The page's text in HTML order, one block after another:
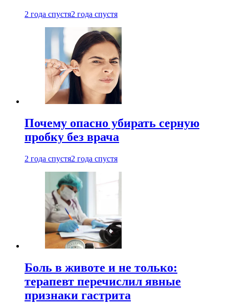
2 года спустя2 года спустя
Почему опасно убирать серную
пробку без врача
2 года спустя2 года спустя
Боль в животе и не только:
терапевт перечислил явные
признаки гастрита